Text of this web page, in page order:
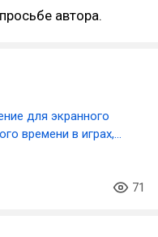
автора.
для экранного
времени в играх,
71